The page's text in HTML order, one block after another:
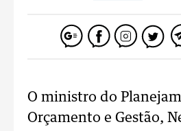
O ministro do
Orçamento e Gestão,